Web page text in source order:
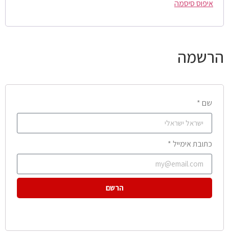
איפוס סיסמה
הרשמה
שם *
כתובת אימייל *
הרשם